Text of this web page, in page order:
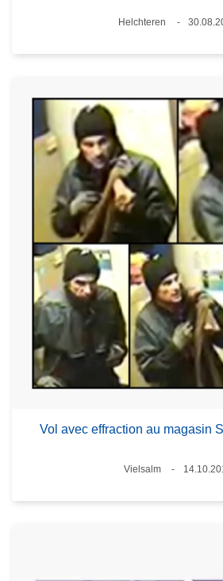
Standort
Helchteren
Vol avec effraction au magasin
Standort
Vielsalm